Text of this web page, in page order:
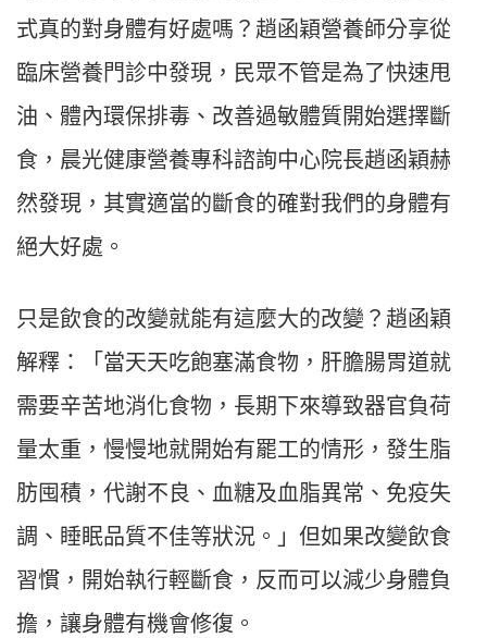
式真的對身體有好處嗎？趙函穎營養師分享從
臨床營養門診中發現，民眾不管是為了快速甩
油、體內環保排毒、改善過敏體質開始選擇斷
食， 晨光健康營養專科諮詢中心院長趙函穎赫
然發現，其實適當的斷食的確對我們的身體有
絕大好處 。
只是飲食的改變就能有這麼大的改變？趙函穎
解釋：「當天天吃飽塞滿食物，肝膽腸胃道就
需要辛苦地消化食物，長期下來導致器官負荷
量太重，慢慢地就開始有罷工的情形，發生脂
肪囤積，代謝不良、血糖及血脂異常、免疫失
調、睡眠品質不佳等狀況。」但如果改變飲食
習慣，開始執行輕斷食，反而可以減少身體負
擔，讓身體有機會修復。